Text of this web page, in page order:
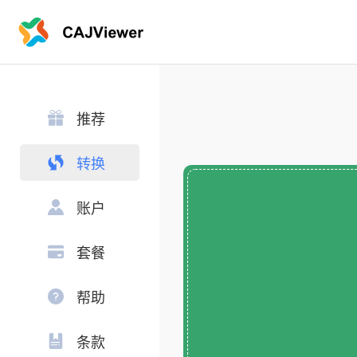
推荐
转换
账户
套餐
帮助
条款